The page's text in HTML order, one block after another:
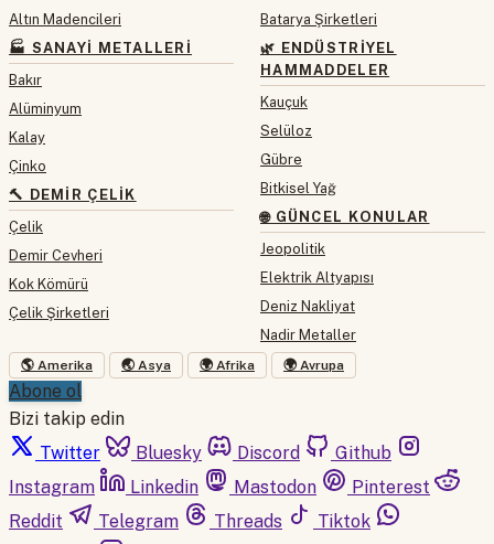
Altın Madencileri
🏭 SANAYI METALLERI
Bakır
Alüminyum
Kalay
Çinko
🔨 DEMIR ÇELIK
Çelik
Demir Cevheri
Kok Kömürü
Çelik Şirketleri
Batarya Şirketleri
🌿 ENDÜSTRIYEL
HAMMADDELER
Kauçuk
Selüloz
Gübre
Bitkisel Yağ
🌐 GÜNCEL KONULAR
Jeopolitik
Elektrik Altyapısı
Deniz Nakliyat
Nadir Metaller
🌎 Amerika 🌏 Asya 🌍 Afrika 🌍 Avrupa
Abone ol
Bizi takip edin
Twitter
Bluesky Discord
Github
Instagram
Linkedin Mastodon
Pinterest
Reddit
Telegram Threads
Tiktok